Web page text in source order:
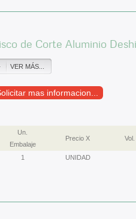
de Corte Aluminio
VER MÁS...
mas informacion...
Un.
Embalaje
Precio X Vol.
1 UNIDAD